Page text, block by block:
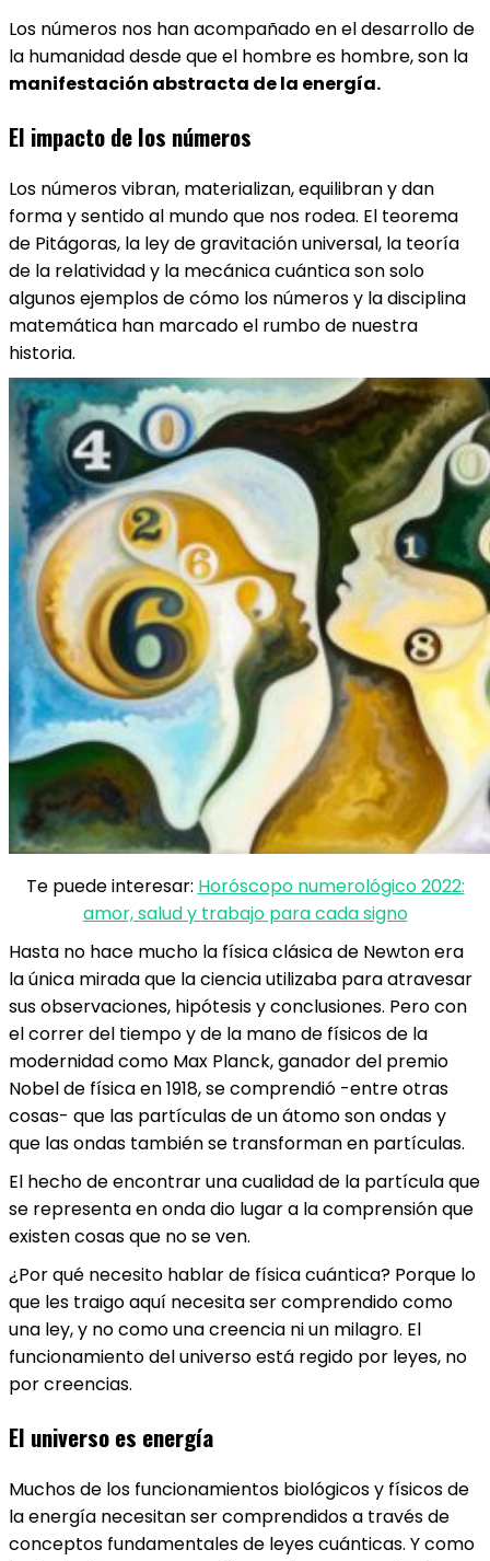
Los números nos han acompañado en el desarrollo de
la humanidad desde que el hombre es hombre, son la
manifestación abstracta de la energía.
El impacto de los números
Los números vibran, materializan, equilibran y dan
forma y sentido al mundo que nos rodea. El teorema
de Pitágoras, la ley de gravitación universal, la teoría
de la relatividad y la mecánica cuántica son solo
algunos ejemplos de cómo los números y la disciplina
matemática han marcado el rumbo de nuestra
historia.
Te puede interesar: Horóscopo numerológico 2022:
amor, salud y trabajo para cada signo
Hasta no hace mucho la física clásica de Newtonera
la única mirada que la ciencia utilizaba para atravesar
sus observaciones, hipótesis y conclusiones. Pero con
el correr del tiempo y de la mano de físicos de la
modernidad como Max Planck, ganador del premio
Nobel de física en 1918, se comprendió -entre otras
cosas- que las partículas de un átomo son ondas y
que las ondas también se transforman en partículas.
El hecho de encontrar una cualidad de la partícula que
se representa en onda dio lugar a la comprensión que
existen cosas que no se ven.
¿Por qué necesito hablar de física cuántica? Porque lo
que les traigo aquí necesita ser comprendido como
una ley, y no como una creencia ni un milagro. El
funcionamiento del universo está regido por leyes, no
por creencias.
El universo es energía
Muchos de los funcionamientos biológicos y físicos de
la energía necesitan ser comprendidos a través de
conceptos fundamentales de leyes cuánticas. Y como